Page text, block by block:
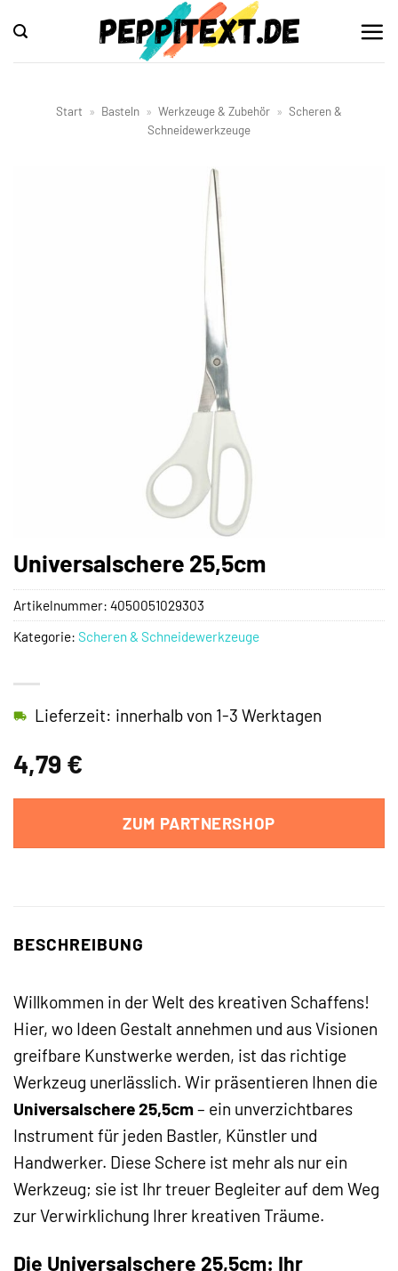
Inhalt
springen
Start » Basteln » Werkzeuge & Zubehör » Scheren &
Schneidewerkzeuge
Universalschere 25,5cm
4,79 €
Lieferzeit: innerhalb von 1-3 Werktagen
ZUM PARTNERSHOP
Artikelnummer: 4050051029303
Kategorie: Scheren & Schneidewerkzeuge
BESCHREIBUNG
Willkommen in der Welt des kreativen Schaffens!
Hier, wo Ideen Gestalt annehmen und aus Visionen
greifbare Kunstwerke werden, ist das richtige
Werkzeug unerlässlich. Wir präsentieren Ihnen die
Universalschere 25,5cm– ein unverzichtbares
Instrument für jeden Bastler, Künstler und
Handwerker. Diese Schere ist mehr als nur ein
Werkzeug; sie ist Ihr treuer Begleiter auf dem Weg
zur Verwirklichung Ihrer kreativen Träume.
Die Universalschere 25,5cm: Ihr